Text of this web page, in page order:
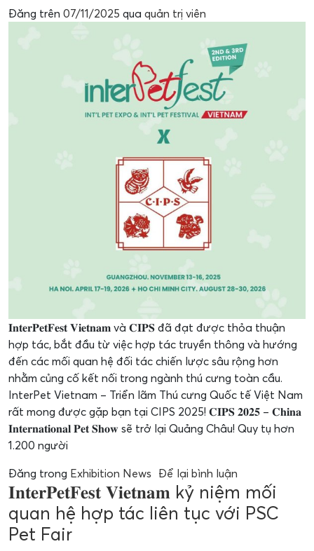
Đăng trên 07/11/2025 qua quản trị viên
𝐈𝐧𝐭𝐞𝐫𝐏𝐞𝐭𝐅𝐞𝐬𝐭 𝐕𝐢𝐞𝐭𝐧𝐚𝐦 và 𝐂𝐈𝐏𝐒 đã đạt được thỏa thuận
hợp tác, bắt đầu từ việc hợp tác truyền thông và hướng
đến các mối quan hệ đối tác chiến lược sâu rộng hơn
nhằm củng cố kết nối trong ngành thú cưng toàn cầu.
InterPet Vietnam – Triển lãm Thú cưng Quốc tế Việt Nam
rất mong được gặp bạn tại CIPS 2025! 𝐂𝐈𝐏𝐒 𝟐𝟎𝟐𝟓 – 𝐂𝐡𝐢𝐧𝐚
𝐈𝐧𝐭𝐞𝐫𝐧𝐚𝐭𝐢𝐨𝐧𝐚𝐥 𝐏𝐞𝐭 𝐒𝐡𝐨𝐰 sẽ trở lại Quảng Châu! Quy tụ hơn
1.200 người
Đăng trong Exhibition News Để lại bình luận
𝐈𝐧𝐭𝐞𝐫𝐏𝐞𝐭𝐅𝐞𝐬𝐭 𝐕𝐢𝐞𝐭𝐧𝐚𝐦 kỷ niệm mối
quan hệ hợp tác liên tục với PSC
Pet Fair